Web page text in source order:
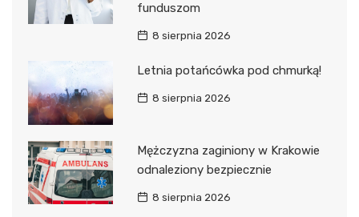
funduszom
8 sierpnia 2026
Letnia potańcówka pod chmurką!
8 sierpnia 2026
Mężczyzna zaginiony w Krakowie
odnaleziony bezpiecznie
8 sierpnia 2026